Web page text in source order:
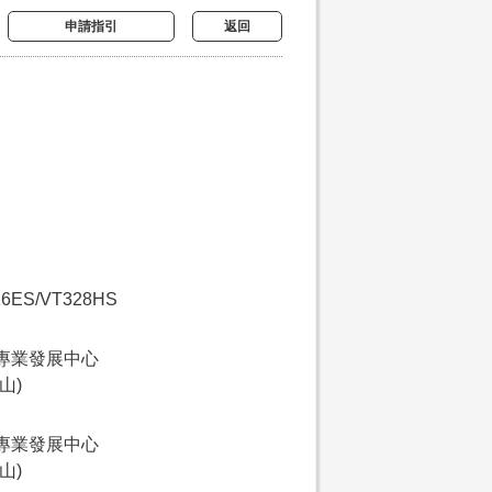
申請指引 返回
VT328HS
業發展中心
)
業發展中心
)